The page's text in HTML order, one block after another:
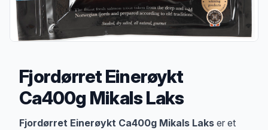
Fjordørret Einerøykt
Ca400g Mikals Laks
Produktbeskrivelse
Fjordørret Einerøykt Ca400g Mikals Laks er et